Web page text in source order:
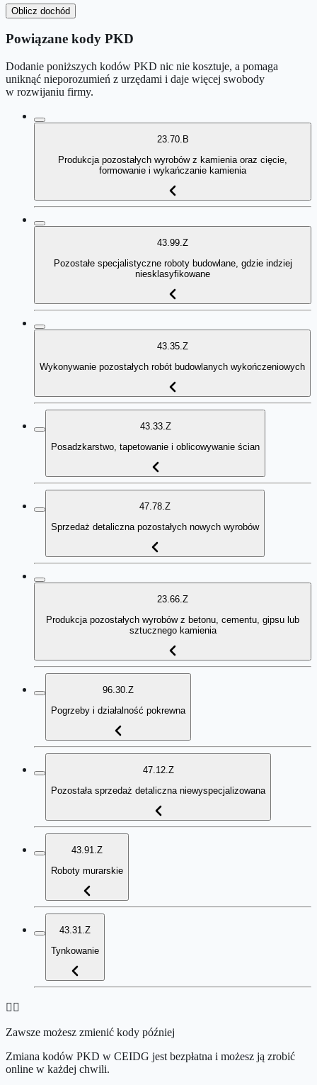
Oblicz dochód
Powiązane kody PKD
Dodanie poniższych kodów PKD nic nie kosztuje, a pomaga
uniknąć nieporozumień z urzędami i daje więcej swobody
w rozwijaniu firmy.
23.70.B
Produkcja pozostałych wyrobów z kamienia oraz cięcie,
formowanie i wykańczanie kamienia
43.99.Z
Pozostałe specjalistyczne roboty budowlane, gdzie indziej
niesklasyfikowane
43.35.Z
Wykonywanie pozostałych robót budowlanych wykończeniowych
43.33.Z
Posadzkarstwo, tapetowanie i oblicowywanie ścian
47.78.Z
Sprzedaż detaliczna pozostałych nowych wyrobów
23.66.Z
Produkcja pozostałych wyrobów z betonu, cementu, gipsu lub
sztucznego kamienia
96.30.Z
Pogrzeby i działalność pokrewna
47.12.Z
Pozostała sprzedaż detaliczna niewyspecjalizowana
43.91.Z
Roboty murarskie
43.31.Z
Tynkowanie
👉🏻
Zawsze możesz zmienić kody później
Zmiana kodów PKD w CEIDG jest bezpłatna i możesz ją zrobić
online w każdej chwili.